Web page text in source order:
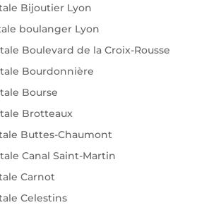
Bijoutier Lyon
boulanger Lyon
Boulevard de la Croix-Rousse
Bourdonnière
Bourse
Brotteaux
Buttes-Chaumont
Canal Saint-Martin
Carnot
Celestins